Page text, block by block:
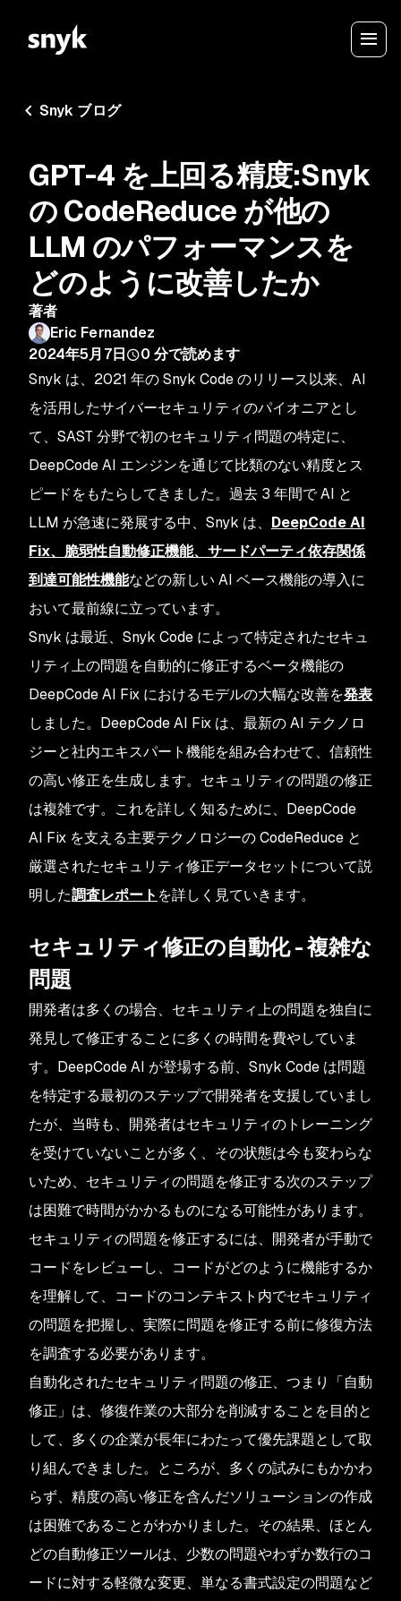
Snyk ブログ
GPT-4 を上回る精度:Snyk
の CodeReduce が他の
LLM のパフォーマンスを
どのように改善したか
著者
Eric Fernandez
2024年5月7日
0 分で読めます
Snyk は、2021 年の Snyk Code のリリース以来、AI
を活用したサイバーセキュリティのパイオニアとし
て、SAST 分野で初のセキュリティ問題の特定に、
DeepCode AI エンジンを通じて比類のない精度とス
ピードをもたらしてきました。過去 3 年間で AI と
LLM が急速に発展する中、Snyk は、 DeepCode AI
Fix、脆弱性自動修正機能、サードパーティ依存関係
到達可能性機能などの新しい AI ベース機能の導入に
おいて最前線に立っています。
Snyk は最近、Snyk Code によって特定されたセキュ
リティ上の問題を自動的に修正するベータ機能の
DeepCode AI Fix におけるモデルの大幅な改善を発表
しました。DeepCode AI Fix は、最新の AI テクノロ
ジーと社内エキスパート機能を組み合わせて、信頼性
の高い修正を生成します。セキュリティの問題の修正
は複雑です。これを詳しく知るために、DeepCode
AI Fix を支える主要テクノロジーの CodeReduce と
厳選されたセキュリティ修正データセットについて説
明した調査レポート を詳しく見ていきます。
セキュリティ修正の自動化 - 複雑な
問題
開発者は多くの場合、セキュリティ上の問題を独自に
発見して修正することに多くの時間を費やしていま
す。DeepCode AI が登場する前、Snyk Code は問題
を特定する最初のステップで開発者を支援していまし
たが、当時も、開発者はセキュリティのトレーニング
を受けていないことが多く、その状態は今も変わらな
いため、セキュリティの問題を修正する次のステップ
は困難で時間がかかるものになる可能性があります。
セキュリティの問題を修正するには、開発者が手動で
コードをレビューし、コードがどのように機能するか
を理解して、コードのコンテキスト内でセキュリティ
の問題を把握し、実際に問題を修正する前に修復方法
を調査する必要があります。
自動化されたセキュリティ問題の修正、つまり「自動
修正」は、修復作業の大部分を削減することを目的と
して、多くの企業が長年にわたって優先課題として取
り組んできました。ところが、多くの試みにもかかわ
らず、精度の高い修正を含んだソリューションの作成
は困難であることがわかりました。その結果、ほとん
どの自動修正ツールは、少数の問題やわずか数行のコ
ードに対する軽微な変更、単なる書式設定の問題など